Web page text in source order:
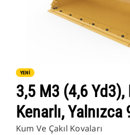
YENİ
3,5 M3 (4,6 Yd3),
Kenarlı, Yalnızca
Kum Ve Çakıl Kovaları